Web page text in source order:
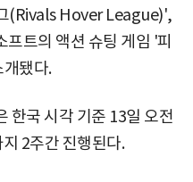
(Rivals Hover League)',
트의 액션 슈팅 게임 '피
됐다.
한국 시각 기준 13일 오전
2주간 진행된다.